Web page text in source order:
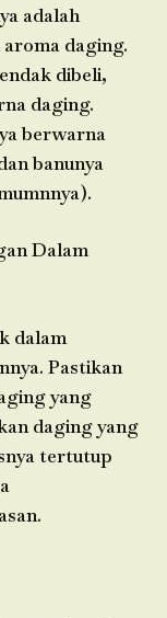
adalah
daging.
dibeli,
daging.
berwarna
banunya
Dalam
dalam
Pastikan
yang
daging yang
tertutup